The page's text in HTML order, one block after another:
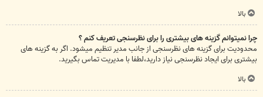
بالا
چرا نمیتوانم گزینه های بیشتری را برای نظرسنجی تعریف کنم ؟
محدودیت برای گزینه های نظرسنجی از جانب مدیر تنظیم میشود. اگر به گزینه های
بیشتری برای ایجاد نظرسنجی نیاز دارید،لطفا با مدیریت تماس بگیرید.
بالا